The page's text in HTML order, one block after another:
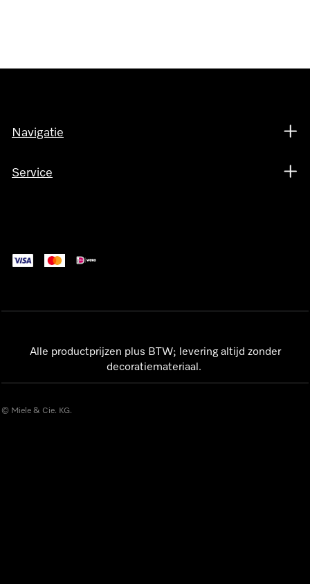
Navigatie
Service
Alle productprijzen plus BTW; levering altijd zonder
decoratiemateriaal.
© Miele & Cie. KG.